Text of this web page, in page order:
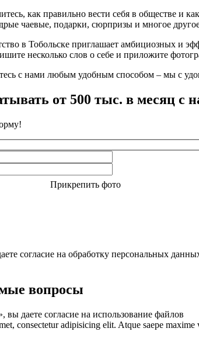
как правильно вести себя в обществе и
чаевые, подарки, сюрпризы и многое
в Тобольске приглашает амбициозных и
несколько слов о себе и приложите
с нами любым удобным способом – мы с
от 500 тыс. в месяц с
Прикрепить фото
согласие на обработку персональных
вопросы
вы даете согласие на использование файлов
consectetur adipisicing elit. Atque saepe